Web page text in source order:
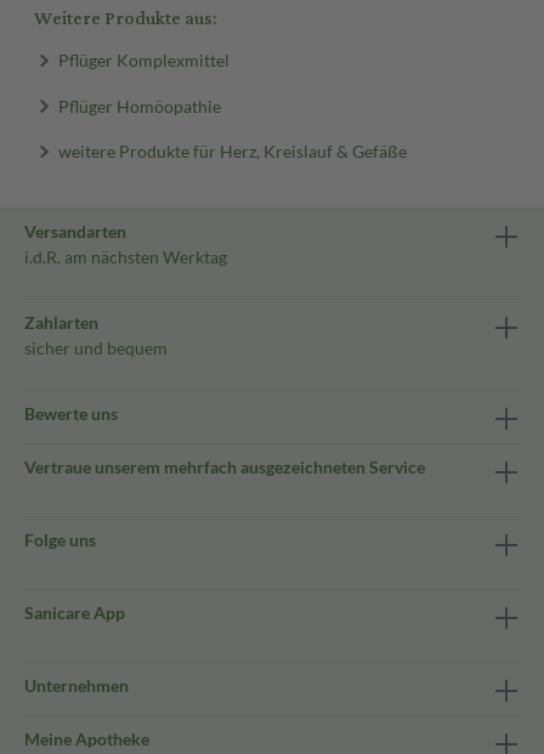
Weitere Produkte aus:
Pflüger Komplexmittel
Pflüger Homöopathie
weitere Produkte für Herz, Kreislauf & Gefäße
Versandarten
i.d.R. am nächsten Werktag
Zahlarten
sicher und bequem
Bewerte uns
Vertraue unserem mehrfach ausgezeichneten Service
Folge uns
Sanicare App
Unternehmen
Meine Apotheke